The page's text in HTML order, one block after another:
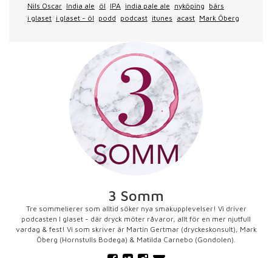
Nils Oscar India ale öl IPA india pale ale nyköping bärs
i glaset i glaset - öl podd podcast itunes acast Mark Öberg
3 Somm
Tre sommelierer som alltid söker nya smakupplevelser! Vi driver
podcasten I glaset - där dryck möter råvaror, allt för en mer njutfull
vardag & fest! Vi som skriver är Martin Gertmar (dryckeskonsult), Mark
Öberg (Hornstulls Bodega) & Matilda Carnebo (Gondolen).